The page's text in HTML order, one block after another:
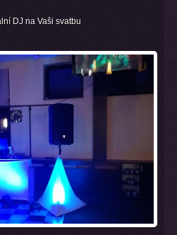
DJ na Vaši svatbu